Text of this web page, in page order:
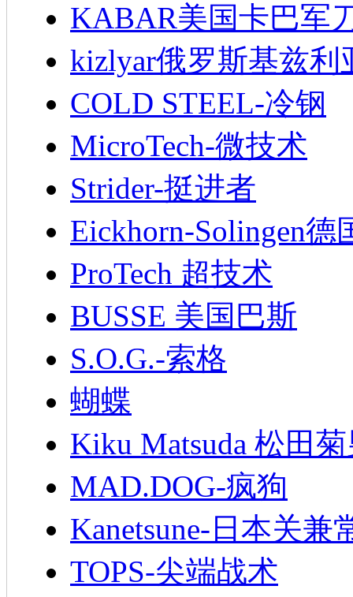
KABAR美国卡巴军
kizlyar俄罗斯基兹利
COLD STEEL-冷钢
MicroTech-微技术
Strider-挺进者
Eickhorn-Solingen德
ProTech 超技术
BUSSE 美国巴斯
S.O.G.-索格
蝴蝶
Kiku Matsuda 松田
MAD.DOG-疯狗
Kanetsune-日本关兼
TOPS-尖端战术